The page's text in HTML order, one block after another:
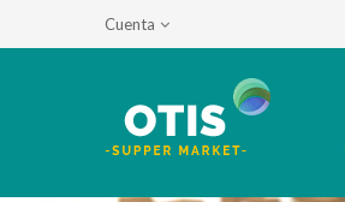
Cuenta